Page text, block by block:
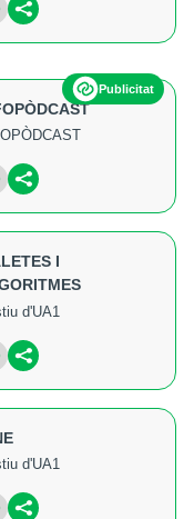
Publicitat
I
d'UA1
d'UA1